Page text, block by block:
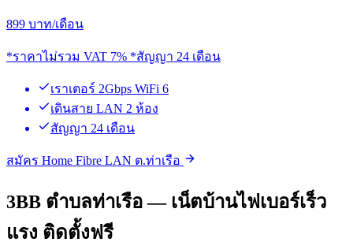
899 บาท/เดือน
*ราคาไม่รวม VAT 7% *สัญญา 24 เดือน
เราเตอร์ 2Gbps WiFi 6
เดินสาย LAN 2 ห้อง
สัญญา 24 เดือน
สมัคร Home Fibre LAN ต.ท่าเรือ
3BB ตำบลท่าเรือ — เน็ตบ้านไฟเบอร์เร็ว
แรง ติดตั้งฟรี